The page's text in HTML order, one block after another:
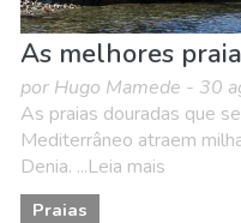
As melhores
por Hugo Mamede - 30
As praias douradas que
Mediterrâneo atraem
Denia. ...Leia mais
Praias